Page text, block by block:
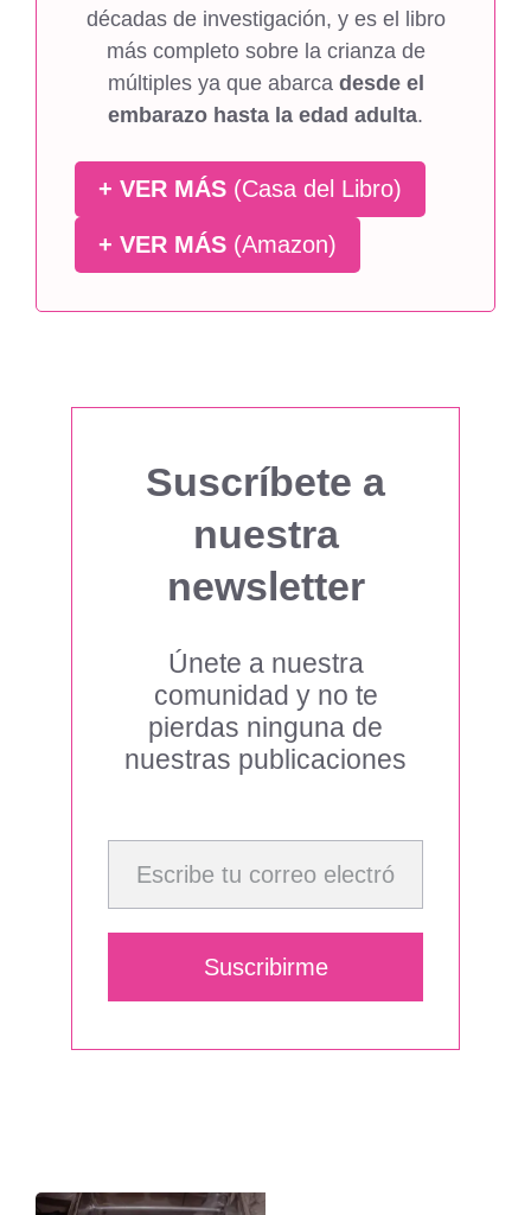
décadas de investigación, y es el libro
más completo sobre la crianza de
múltiples ya que abarca desde el
embarazo hasta la edad adulta.
+ VER MÁS (Casa del Libro)
+ VER MÁS (Amazon)
Suscríbete a
nuestra
newsletter
Únete a nuestra
comunidad y no te
pierdas ninguna de
nuestras publicaciones
Escribe tu correo electrónico…
Suscribirme